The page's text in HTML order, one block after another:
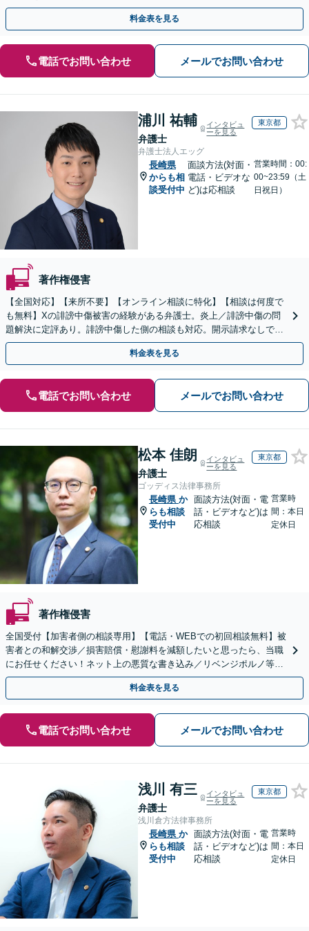
ートをいたします【スポット相談可】
料金表を見る
電話でお問い合わせ メールでお問い合わせ
浦川 祐輔
弁護士
インタビュ
ーを見る
東京都
弁護士法人エッグ
長崎県
からも相
談受付中
面談方法(対面・
電話・ビデオな
ど)は応相談
営業時間：00:
00~23:59（土
日祝日）
著作権侵害
【全国対応】【来所不要】【オンライン相談に特化】【相談は何度で
も無料】Xの誹謗中傷被害の経験がある弁護士。炎上／誹謗中傷の問
題解決に定評あり。誹謗中傷した側の相談も対応。開示請求なしで本
人の特定ができる場合もあり。
料金表を見る
電話でお問い合わせ メールでお問い合わせ
松本 佳朗
弁護士
インタビュ
ーを見る
東京都
ゴッディス法律事務所
長崎県 か
らも相談
受付中
面談方法(対面・電
話・ビデオなど)は
応相談
営業時
間：本日
定休日
著作権侵害
全国受付【加害者側の相談専用】【電話・WEBでの初回相談無料】被
害者との和解交渉／損害賠償・慰謝料を減額したいと思ったら、当職
にお任せください！ネット上の悪質な書き込み／リベンジポルノ等、
代表弁護士が最後まで対応【関東エリア以外の相談も可】
料金表を見る
電話でお問い合わせ メールでお問い合わせ
浅川 有三
弁護士
インタビュ
ーを見る
東京都
浅川倉方法律事務所
長崎県 か
らも相談
受付中
面談方法(対面・電
話・ビデオなど)は
応相談
営業時
間：本日
定休日